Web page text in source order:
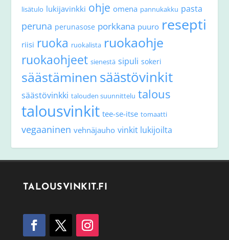
lisätulo lukijavinkki ohje omena pannukakku pasta
peruna perunasose porkkana puuro resepti
riisi ruoka ruokalista ruokaohje
ruokaohjeet sienestä sipuli sokeri
säästäminen säästövinkit
säästövinkki talouden suunnittelu talous
talousvinkit tee-se-itse tomaatti
vegaaninen vehnäjauho vinkit lukijoilta
TALOUSVINKIT.FI